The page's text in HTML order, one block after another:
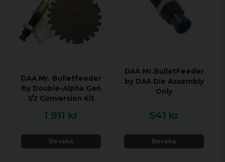
DAA Mr. Bulletfeeder
by Double-Alpha Gen
1/2 Conversion Kit
1 911 kr
Bevaka
DAA Mr.BulletFeeder
by DAA Die Assembly
Only
541 kr
Bevaka